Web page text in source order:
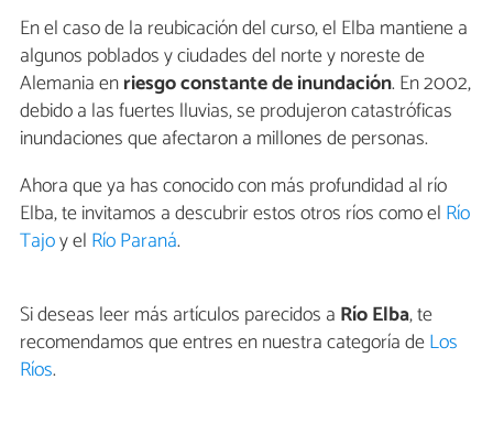
En el caso de la reubicación del curso, el Elba mantiene a
algunos poblados y ciudades del norte y noreste de
Alemania enriesgo constante de inundación. En 2002,
debido a las fuertes lluvias, se produjeron catastróficas
inundaciones que afectaron a millones de personas.
Ahora que ya has conocido con más profundidad al río
Elba, te invitamos a descubrir estos otros ríos como el Río
Tajoy el Río Paraná.
Si deseas leer más artículos parecidos a Río Elba, te
recomendamos que entres en nuestra categoría deLos
Ríos.